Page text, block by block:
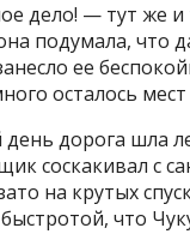
дело! — тут же и
подумала, что
ее
осталось мест
дорога шла
соскакивал с
на крутых
что